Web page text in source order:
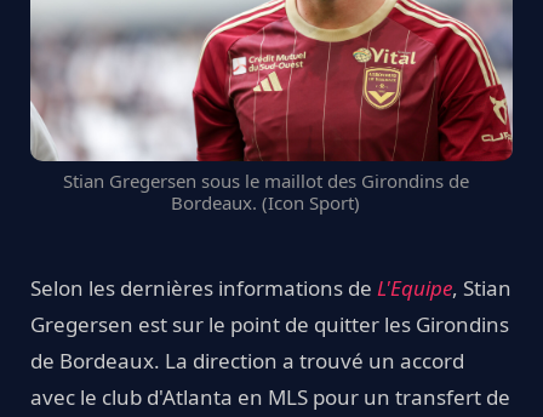
Stian Gregersen sous le maillot des Girondins de
Bordeaux. (Icon Sport)
Selon les dernières informations de L'Equipe, Stian
Gregersen est sur le point de quitter les Girondins
de Bordeaux. La direction a trouvé un accord
avec le club d'Atlanta en MLS pour un transfert de